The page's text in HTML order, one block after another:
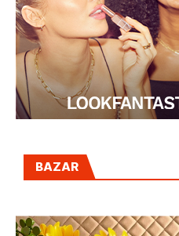
BAZAR